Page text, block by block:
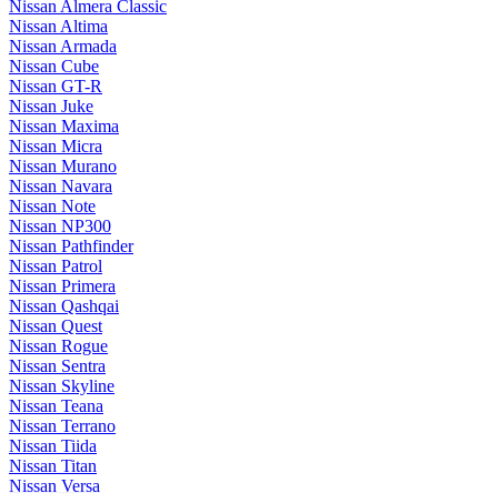
Nissan Almera Classic
Nissan Altima
Nissan Armada
Nissan Cube
Nissan GT-R
Nissan Juke
Nissan Maxima
Nissan Micra
Nissan Murano
Nissan Navara
Nissan Note
Nissan NP300
Nissan Pathfinder
Nissan Patrol
Nissan Primera
Nissan Qashqai
Nissan Quest
Nissan Rogue
Nissan Sentra
Nissan Skyline
Nissan Teana
Nissan Terrano
Nissan Tiida
Nissan Titan
Nissan Versa